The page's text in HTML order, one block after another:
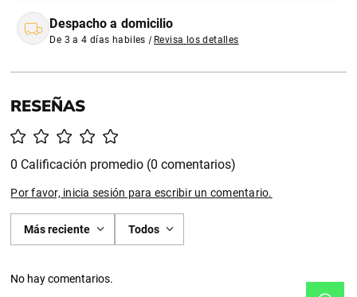
Despacho a domicilio
De 3 a 4 días habiles | Revisa los detalles
0 Calificación promedio (0 comentarios)
Por favor, inicia sesión para escribir un comentario.
Más reciente Todos
No hay comentarios.